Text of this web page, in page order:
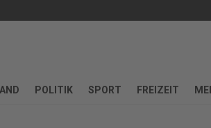
POLITIK SPORT FREIZEIT